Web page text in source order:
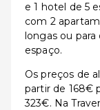
e 1 hotel de 5
com 2
longas ou
espaço.
Os preços de
partir de 168€
323€. Na